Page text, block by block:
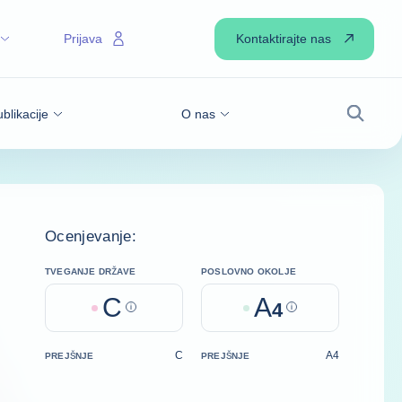
O nas
Iskanje
Prijava Kontaktirajte nas
Ocenjevanje:
TVEGANJE DRŽAVE
C Help
POSLOVNO OKOLJE
A4 Help
PREJŠNJE C PREJŠNJE A4